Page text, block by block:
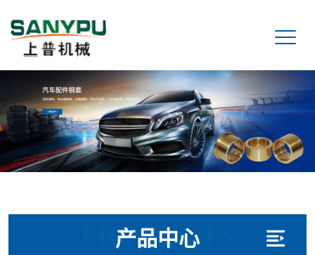
产品中心
PRODUCTS